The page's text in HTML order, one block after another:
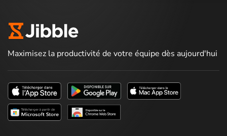
Maximisez la productivité de votre équipe dès aujourd'hui